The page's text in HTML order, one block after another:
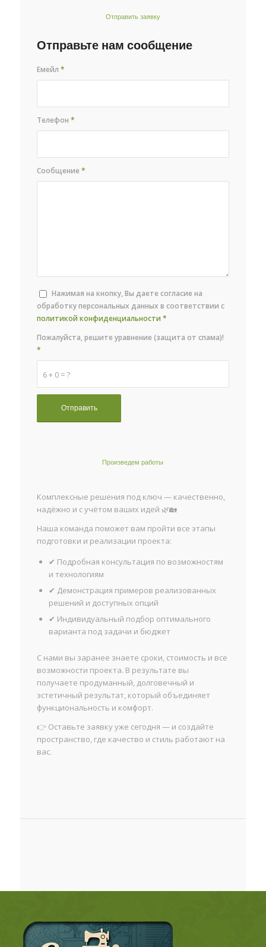
Отправить заявку
Отправьте нам сообщение
Емейл*
Телефон*
Сообщение*
Нажимая на кнопку, Вы даете согласие на
обработку персональных данных в соответствии с
политикой конфиденциальности *
6 + 0 = ?
Пожалуйста, решите уравнение (защита от спама)!
*
Произведем работы
Комплексные решения под ключ — качественно,
надёжно и с учётом ваших идей 🌿🏡
Наша команда поможет вам пройти все этапы
подготовки и реализации проекта:
✔ Подробная консультация по возможностям
и технологиям
✔ Демонстрация примеров реализованных
решений и доступных опций
✔ Индивидуальный подбор оптимального
варианта под задачи и бюджет
С нами вы заранее знаете сроки, стоимость и все
возможности проекта. В результате вы
получаете продуманный, долговечный и
эстетичный результат, который объединяет
функциональность и комфорт.
👉 Оставьте заявку уже сегодня — и создайте
пространство, где качество и стиль работают на
вас.